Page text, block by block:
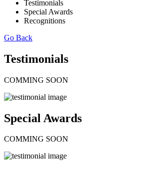
Testimonials
Special Awards
Recognitions
Go Back
Testimonials
COMMING SOON
Special Awards
COMMING SOON